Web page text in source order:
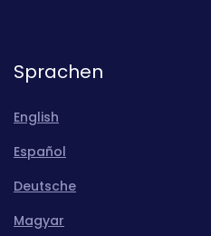
Sprachen
English
Español
Deutsche
Magyar